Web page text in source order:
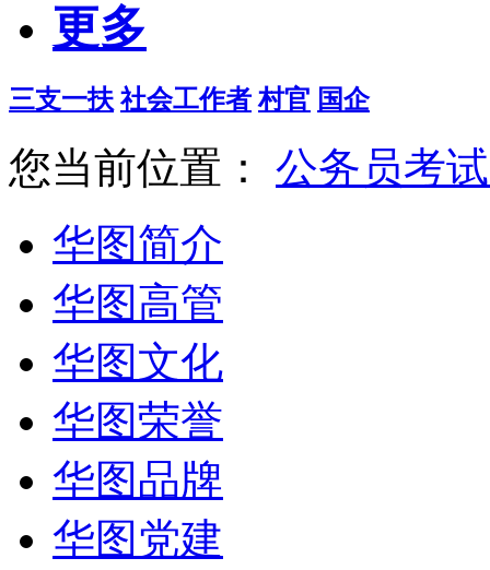
更多
三支一扶 社会工作者 村官 国企
您当前位置： 公务员考
华图简介
华图高管
华图文化
华图荣誉
华图品牌
华图党建